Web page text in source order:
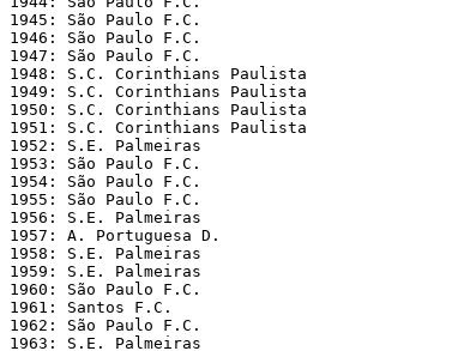
1945: São Paulo F.C.
1946: São Paulo F.C.
1947: São Paulo F.C.
1948: S.C. Corinthians Paulista
1949: S.C. Corinthians Paulista
1950: S.C. Corinthians Paulista
1951: S.C. Corinthians Paulista
1952: S.E. Palmeiras
1953: São Paulo F.C.
1954: São Paulo F.C.
1955: São Paulo F.C.
1956: S.E. Palmeiras
1957: A. Portuguesa D.
1958: S.E. Palmeiras
1959: S.E. Palmeiras
1960: São Paulo F.C.
1961: Santos F.C.
1962: São Paulo F.C.
1963: S.E. Palmeiras